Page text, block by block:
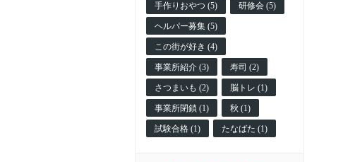
手作りおやつ (5) 研修会 (5)
ヘルパー募集 (5)
この街が好き (4)
事業所紹介 (3) 寿司 (2)
さつまいも (2) 脳トレ (1)
事業所閉鎖 (1) 秋 (1)
試験合格 (1) たなばた (1)